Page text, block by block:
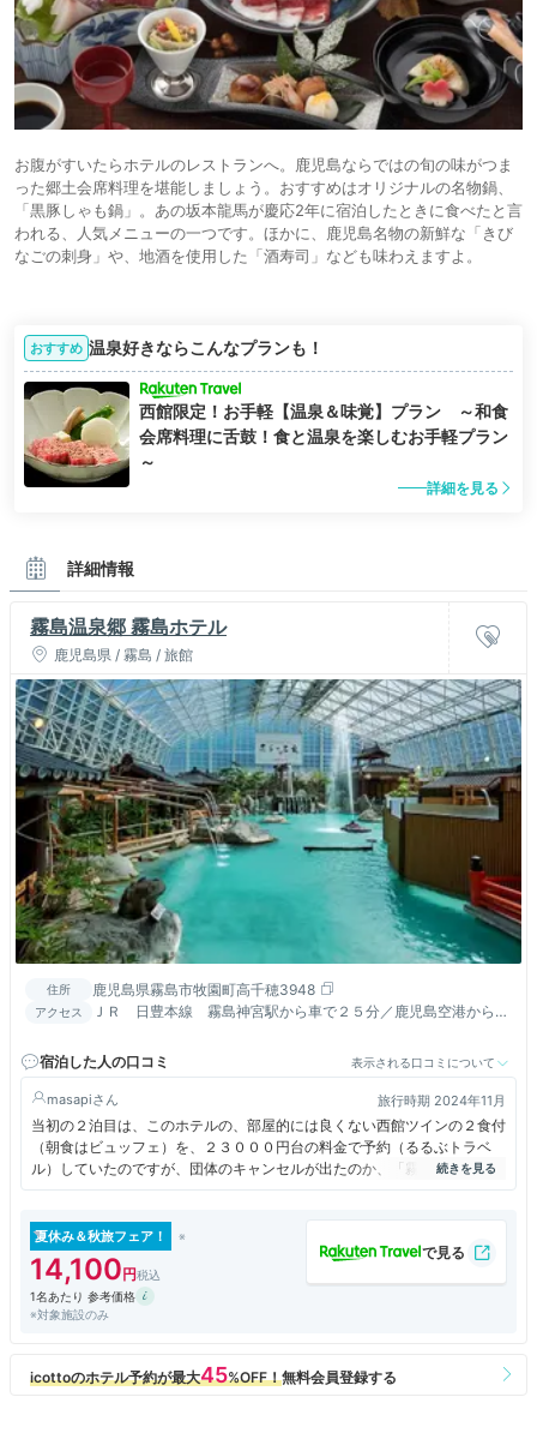
お腹がすいたらホテルのレストランへ。鹿児島ならではの旬の味がつま
った郷土会席料理を堪能しましょう。おすすめはオリジナルの名物鍋、
「黒豚しゃも鍋」。あの坂本龍馬が慶応2年に宿泊したときに食べたと言
われる、人気メニューの一つです。ほかに、鹿児島名物の新鮮な「きび
なごの刺身」や、地酒を使用した「酒寿司」なども味わえますよ。
おすすめ 温泉好きならこんなプランも！
西館限定！お手軽【温泉＆味覚】プラン ～和食
会席料理に舌鼓！食と温泉を楽しむお手軽プラン
～
詳細を見る
詳細情報
霧島温泉郷 霧島ホテル
鹿児島県 / 霧島 / 旅館
住所 鹿児島県霧島市牧園町高千穂3948
アクセス
ＪＲ 日豊本線 霧島神宮駅から車で２５分／鹿児島空港から車
宿泊した人の口コミ
表示される口コミについて
masapi 旅行時期 2024年11月
当初の２泊目は、このホテルの、部屋的には良くない西館ツインの２食付
（朝食はビュッフェ）を、２３０００円台の料金で予約（るるぶトラベ
ル）していたのですが、団体のキャンセルが出たのか、「霧島国際ホテ
ル」で、湯けむりビュー和洋室４８平米２食付き（どちらもビュッフェ）
て、「霧島国際ホテル」に変えたのです。
その為、日帰り入浴だけでもと思いやって来ました。
さて、私は、ここの硫黄谷庭園大浴場に、以前から是非入りたいと思って
夏休み＆秋旅フェア！
14,100
1名あたり 参考価格
※対象施設のみ